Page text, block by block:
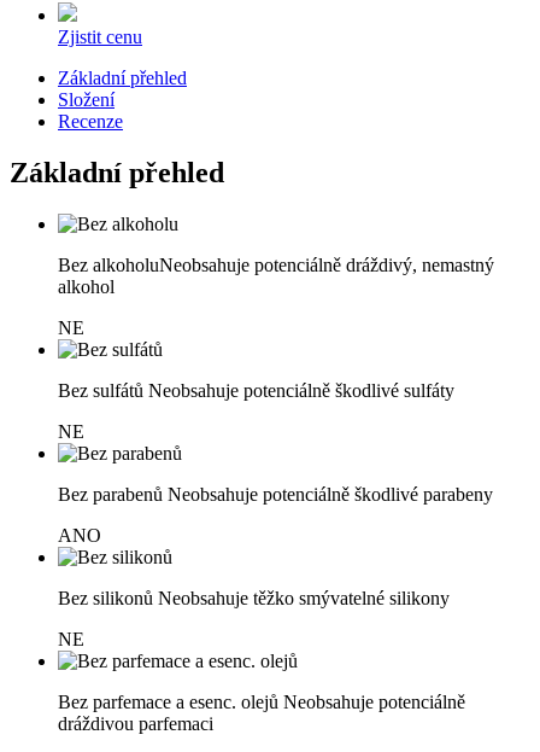
Zjistit cenu
Základní přehled
Složení
Recenze
Základní přehled
Bez alkoholuNeobsahuje potenciálně dráždivý, nemastný
alkohol
NE
Bez sulfátů Neobsahuje potenciálně škodlivé sulfáty
NE
Bez parabenů Neobsahuje potenciálně škodlivé parabeny
ANO
Bez silikonů Neobsahuje těžko smývatelné silikony
NE
Bez parfemace a esenc. olejů Neobsahuje potenciálně
dráždivou parfemaci